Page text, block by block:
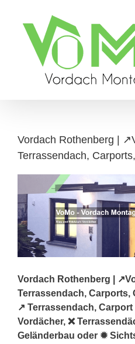
content
Vordach Rothenberg |
Terrassendach,
Vordach Rothenberg |
Terrassendach, Carports,
↗️ Terrassendach,
Vordächer, ❌
Geländerbau oder ✹